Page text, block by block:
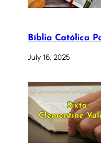
Bíblia Católica
July 16, 2025